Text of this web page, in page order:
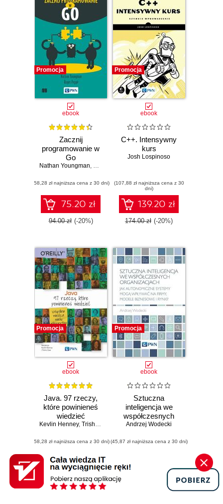
Promocja
ebook
Zacznij
programowanie w
Go
Nathan Youngman, Roger Peppé
(58,28 zł najniższa cena z 30 dni)
75.20 zł
94.00 zł (-20%)
Promocja
ebook
C++. Intensywny
kurs
Josh Lospinoso
(107,88 zł najniższa cena z 30
dni)
139.20 zł
174.00 zł (-20%)
Promocja
ebook
Java. 97 rzeczy,
które powinieneś
wiedzieć
Kevlin Henney, Trisha Gee
(58,28 zł najniższa cena z 30 dni)
75.20 zł
94.00 zł (-20%)
Promocja
ebook
Sztuczna
inteligencja we
współczesnych
organizacjach
Andrzej Wodecki
(45,87 zł najniższa cena z 30 dni)